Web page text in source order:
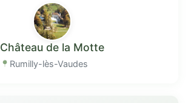
Château de la Motte
Rumilly-lès-Vaudes